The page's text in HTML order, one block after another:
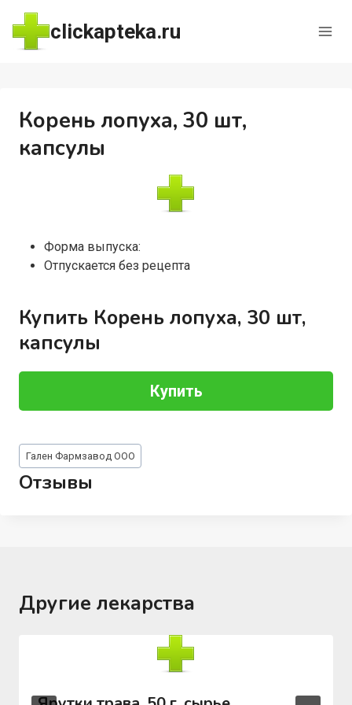
Перейти
содержимому
clickapteka.ru
Корень лопуха, 30 шт,
капсулы
Форма выпуска:
Отпускается без рецепта
Купить Корень лопуха, 30 шт,
капсулы
Купить
Метки
записи:
Гален Фармзавод ООО
Отзывы
Другие лекарства